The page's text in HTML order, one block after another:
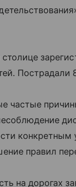
столице
Пострадали
частые
правил
на дорогах